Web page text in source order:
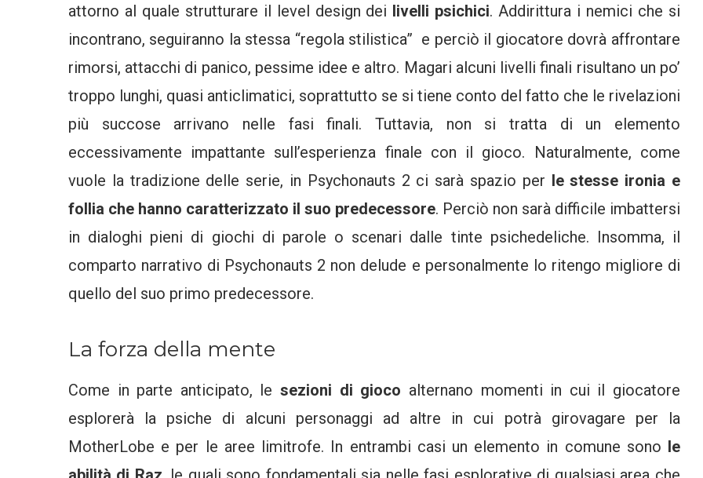
attorno al quale strutturare il level design dei livelli psichici. Addirittura i nemici che si
incontrano, seguiranno la stessa “regola stilistica” e perciò il giocatore dovrà affrontare
rimorsi, attacchi di panico, pessime idee e altro. Magari alcuni livelli finali risultano un po’
troppo lunghi, quasi anticlimatici, soprattutto se si tiene conto del fatto che le rivelazioni
più succose arrivano nelle fasi finali. Tuttavia, non si tratta di un elemento
eccessivamente impattante sull’esperienza finale con il gioco. Naturalmente, come
vuole la tradizione delle serie, in Psychonauts 2 ci sarà spazio per le stesse ironia e
follia che hanno caratterizzato il suo predecessore. Perciò non sarà difficile imbattersi
in dialoghi pieni di giochi di parole o scenari dalle tinte psichedeliche. Insomma, il
comparto narrativo di Psychonauts 2 non delude e personalmente lo ritengo migliore di
quello del suo primo predecessore.
La forza della mente
Come in parte anticipato, lesezioni di gioco alternano momenti in cui il giocatore
esplorerà la psiche di alcuni personaggi ad altre in cui potrà girovagare per la
MotherLobe e per le aree limitrofe. In entrambi casi un elemento in comune sono le